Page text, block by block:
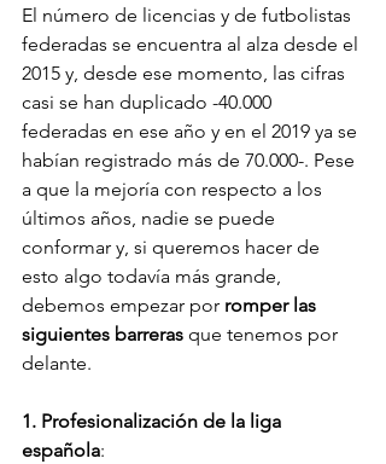
El número de licencias y de futbolistas
federadas se encuentra al alza desde el
2015 y, desde ese momento, las cifras
casi se han duplicado -40.000
federadas en ese año y en el 2019 ya se
habían registrado más de 70.000-. Pese
a que la mejoría con respecto a los
últimos años, nadie se puede
conformar y, si queremos hacer de
esto algo todavía más grande,
debemos empezar por romper las
siguientes barreras que tenemos por
delante.
1. Profesionalización de la liga
española: